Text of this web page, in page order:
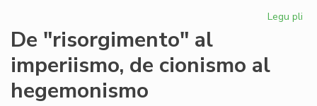
Legu pli
De "risorgimento" al
imperiismo, de cionismo al
hegemonismo